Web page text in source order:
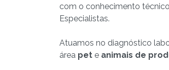
com o conhecimento
Especialistas.
Atuamos no diagnóstico
área pet e animais de